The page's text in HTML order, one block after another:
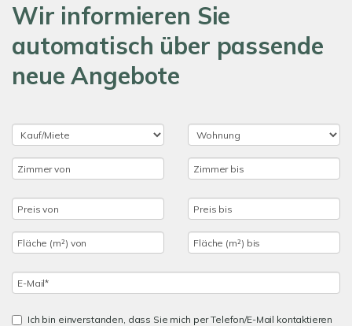
Wir informieren Sie
automatisch über passende
neue Angebote
Ich bin einverstanden, dass Sie mich per Telefon/E-Mail kontaktieren